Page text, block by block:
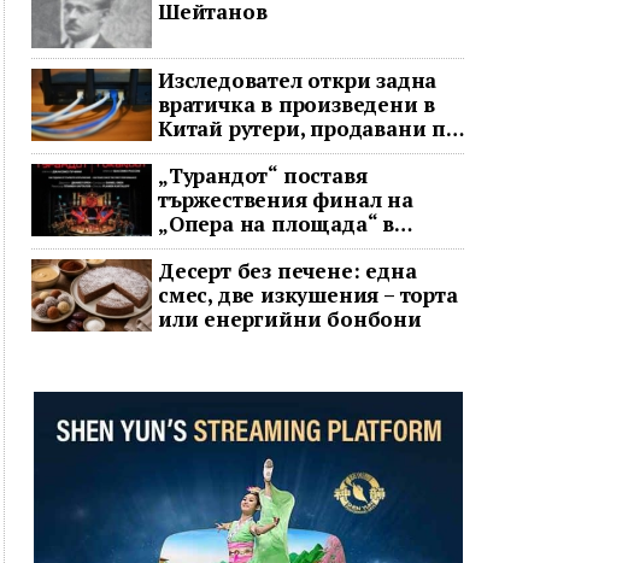
Шейтанов
Изследовател откри задна
вратичка в произведени в
Китай рутери, продавани по
целия свят
„Турандот“ поставя
тържествения финал на
„Опера на площада“ в
София
Десерт без печене: една
смес, две изкушения – торта
или енергийни бонбони